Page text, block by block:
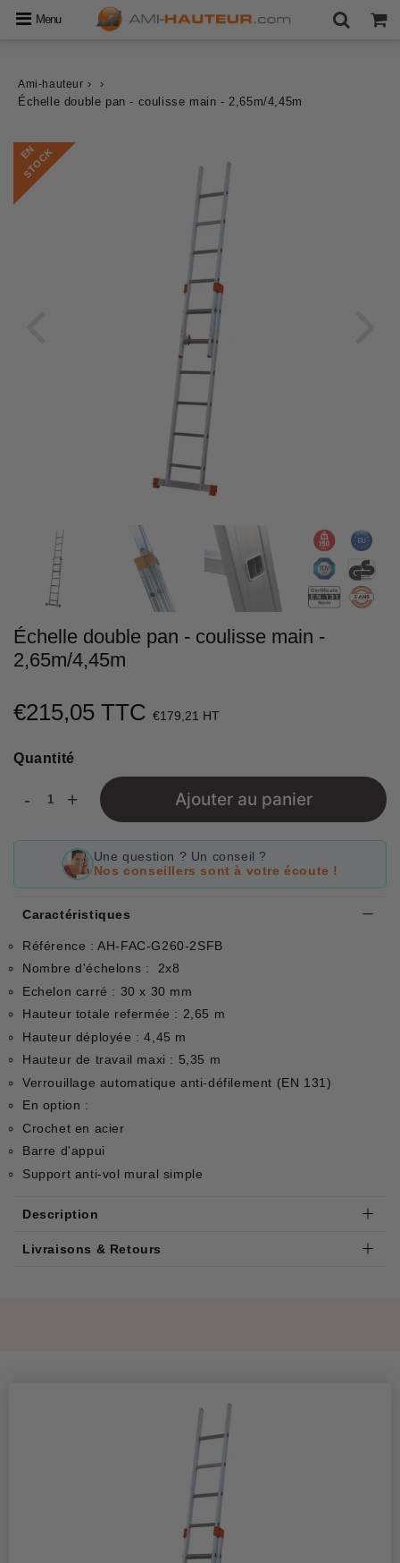
Menu
Ami-hauteur ›
›
Échelle double pan - coulisse main - 2,65m/4,45m
E
N
S
T
O
C
K
Échelle double pan - coulisse main -
2,65m/4,45m
€215,05 TTC €179,21 HT
price
Quantité
- + Ajouter au panier
Une question ? Un conseil ?
Nos conseillers sont à votre écoute !
Caractéristiques
Référence : AH-FAC-G260-2SFB
Nombre d'échelons : 2x8
Echelon carré : 30 x 30 mm
Hauteur totale refermée : 2,65 m
Hauteur déployée : 4,45 m
Hauteur de travail maxi : 5,35 m
Verrouillage automatique anti-défilement (EN 131)
En option :
Crochet en acier
Barre d'appui
Support anti-vol mural simple
Description
Livraisons & Retours